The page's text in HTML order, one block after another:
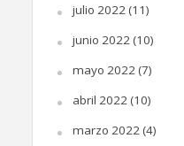
julio 2022(11)
junio 2022(10)
mayo 2022(7)
abril 2022(10)
marzo 2022(4)